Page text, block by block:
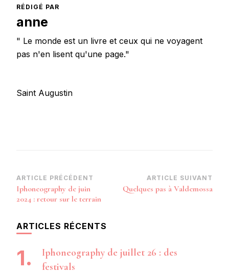
RÉDIGÉ PAR
anne
" Le monde est un livre et ceux qui ne voyagent
pas n'en lisent qu'une page."
Saint Augustin
Navigation
d’article
ARTICLE PRÉCÉDENT
Iphoneography de juin
2024 : retour sur le terrain
ARTICLE SUIVANT
Quelques pas à Valdemossa
ARTICLES RÉCENTS
Iphoneography de juillet 26 : des
festivals